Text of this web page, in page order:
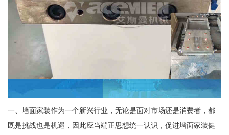
一、墙面家装作为一个新兴行业，无论是面对市场还是消费者，都
既是挑战也是机遇，因此应当端正思想统一认识，促进墙面家装健